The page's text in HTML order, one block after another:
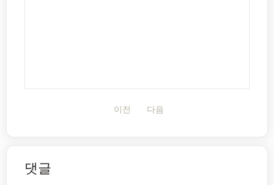
이전 다음
댓글